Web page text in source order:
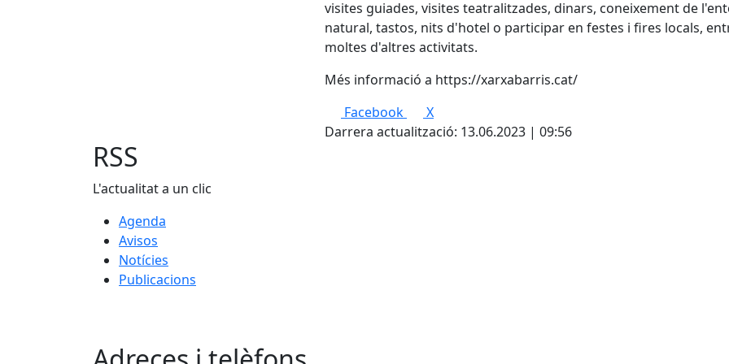
visites guiades, visites teatralitzades, dinars, coneixement de
natural, tastos, nits d'hotel o participar en festes i fires locals,
moltes d'altres activitats.
Més informació a https://xarxabarris.cat/
Facebook
X
Darrera actualització: 13.06.2023 | 09:56
RSS
L'actualitat a un clic
Agenda
Avisos
Notícies
Publicacions